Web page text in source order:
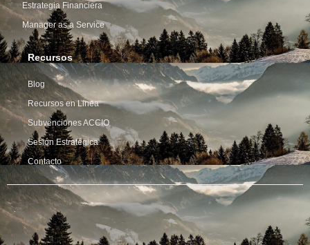
Estrategia Financiera
Manager as a Service
Recursos
Blog
Recursos en Linea
Subvenciones ACCIO
Sesión Estratégica
Contacto
.